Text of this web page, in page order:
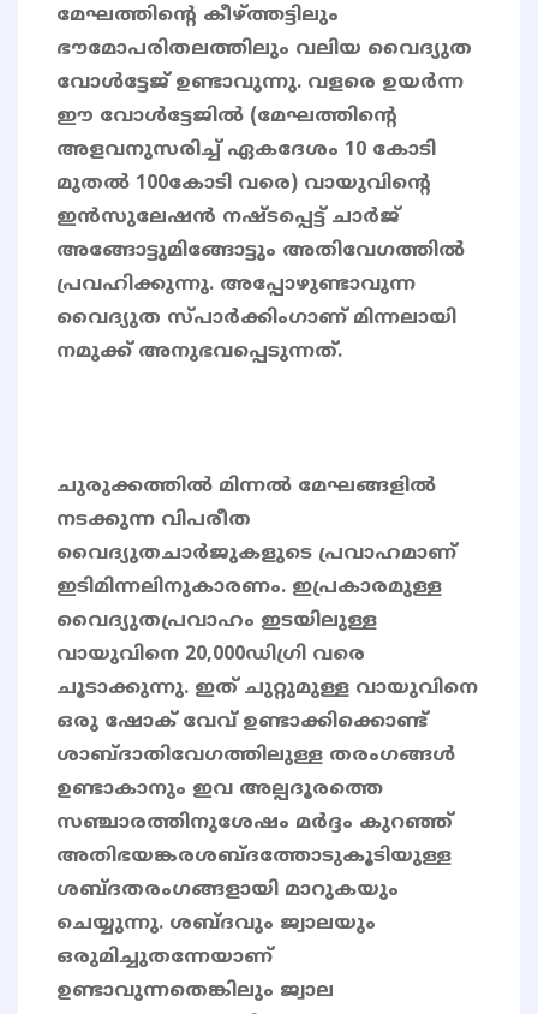
മേഘത്തിന്റെ കീഴ്ത്തട്ടിലും
ഭൗമോപരിതലത്തിലും വലിയ വൈദ്യുത
വോൾട്ടേജ് ഉണ്ടാവുന്നു. വളരെ ഉയർന്ന
ഈ വോൾട്ടേജിൽ (മേഘത്തിന്റെ
അളവനുസരിച്ച് ഏകദേശം 10 കോടി
മുതൽ 100കോടി വരെ) വായുവിന്റെ
ഇൻസുലേഷൻ നഷ്ടപ്പെട്ട് ചാർജ്
അങ്ങോട്ടുമിങ്ങോട്ടും അതിവേഗത്തിൽ
പ്രവഹിക്കുന്നു. അപ്പോഴുണ്ടാവുന്ന
വൈദ്യുത സ്പാർക്കിംഗാണ് മിന്നലായി
നമുക്ക് അനുഭവപ്പെടുന്നത്.
ചുരുക്കത്തിൽ മിന്നൽ മേഘങ്ങളിൽ
നടക്കുന്ന വിപരീത
വൈദ്യുതചാർജുകളുടെ പ്രവാഹമാണ്
ഇടിമിന്നലിനുകാരണം. ഇപ്രകാരമുള്ള
വൈദ്യുതപ്രവാഹം ഇടയിലുള്ള
വായുവിനെ 20,000ഡിഗ്രി വരെ
ചൂടാക്കുന്നു. ഇത് ചുറ്റുമുള്ള വായുവിനെ
ഒരു ഷോക് വേവ് ഉണ്ടാക്കിക്കൊണ്ട്
ശാബ്ദാതിവേഗത്തിലുള്ള തരംഗങ്ങൾ
ഉണ്ടാകാനും ഇവ അല്പദൂരത്തെ
സഞ്ചാരത്തിനുശേഷം മർദ്ദം കുറഞ്ഞ്
അതിഭയങ്കരശബ്ദത്തോടുകൂടിയുള്ള
ശബ്ദതരംഗങ്ങളായി മാറുകയും
ചെയ്യുന്നു. ശബ്ദവും ജ്വാലയും
ഒരുമിച്ചുതന്നേയാണ്
ഉണ്ടാവുന്നതെങ്കിലും ജ്വാല